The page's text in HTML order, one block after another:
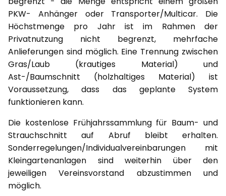
PKW- Anhänger oder Transporter/Multicar. Die
Höchstmenge pro Jahr ist im Rahmen der
Privatnutzung nicht begrenzt, mehrfache
Anlieferungen sind möglich. Eine Trennung zwischen
Gras/Laub (krautiges Material) und
Ast-/Baumschnitt (holzhaltiges Material) ist
Voraussetzung, dass das geplante System
funktionieren kann.
Die kostenlose Frühjahrssammlung für Baum- und
Strauchschnitt auf Abruf bleibt erhalten.
Sonderregelungen/Individualvereinbarungen mit
Kleingartenanlagen sind weiterhin über den
jeweiligen Vereinsvorstand abzustimmen und
möglich.